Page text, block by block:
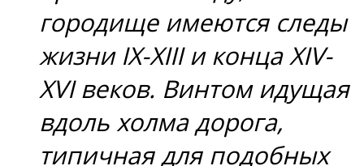
городище имеются следы
жизни IX-XIII и конца XIV-
XVI веков. Винтом идущая
вдоль холма дорога,
типичная для подобных